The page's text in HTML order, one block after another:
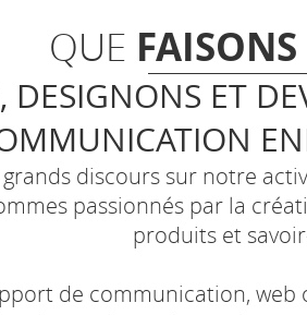
QUE
DESIGNONS ET
discours sur notre
passionnés par la
produits et
de communication,